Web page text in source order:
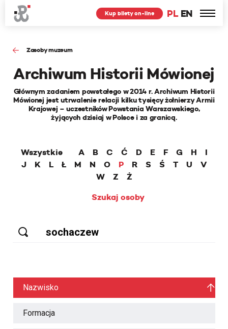
PL EN
Kup bilety on-line
Zasoby muzeum
Archiwum Historii Mówionej
Głównym zadaniem powstałego w 2014 r. Archiwum Historii
Mówionej jest utrwalenie relacji kilku tysięcy żołnierzy Armii
Krajowej – uczestników Powstania Warszawskiego,
żyjących dzisiaj w Polsce i za granicą.
Wszystkie A B C Ć D E F G H
I
J
K L Ł M N O P R S Ś T U
V
W
Z
Ż
Szukaj osoby
Nazwisko
Formacja